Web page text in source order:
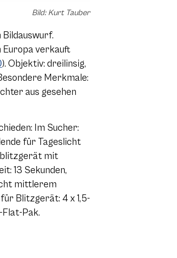
Bild: Kurt Tauber
Europa verkauft
). Objektiv: dreilinsig,
Merkmale:
aus gesehen
Im Sucher:
für Tageslicht
mit
13 Sekunden,
mittlerem
Blitzgerät: 4 x 1,5-
Pak.